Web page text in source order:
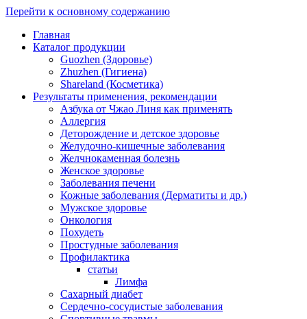
Перейти к основному содержанию
Главная
Каталог продукции
Guozhen (Здоровье)
Zhuzhen (Гигиена)
Shareland (Косметика)
Результаты применения, рекомендации
Азбука от Чжао Линя как применять
Аллергия
Деторождение и детское здоровье
Желудочно-кишечные заболевания
Желчнокаменная болезнь
Женское здоровье
Заболевания печени
Кожные заболевания (Дерматиты и др.)
Мужское здоровье
Онкология
Похудеть
Простудные заболевания
Профилактика
статьи
Лимфа
Сахарный диабет
Сердечно-сосудистые заболевания